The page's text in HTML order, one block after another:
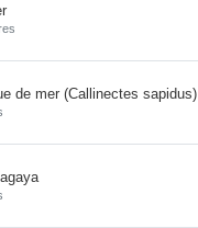
de mer (Callinectes sapidus)